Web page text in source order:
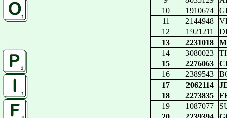
10
1910674
11
2144948
12
1921211
13
2231018
14
3080023
15
2276063
16
2389543
17
2062114
18
2273835
19
1087077